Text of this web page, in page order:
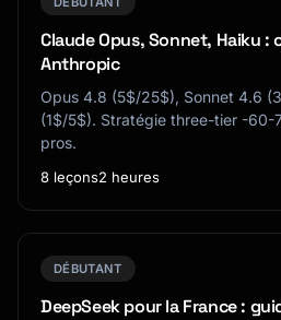
Claude Opus, Sonnet, Haiku :
Anthropic
Opus 4.8 (5$/25$), Sonnet 4.6
(1$/5$). Stratégie three-tier -60-
pros.
8 leçons2 heures
DÉBUTANT
DeepSeek pour la France :